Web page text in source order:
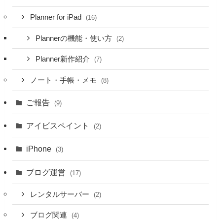
Planner for iPad (16)
Plannerの機能・使い方 (2)
Planner新作紹介 (7)
ノート・手帳・メモ (8)
ご報告 (9)
アイビスペイント (2)
iPhone (3)
ブログ運営 (17)
レンタルサーバー (2)
ブログ関連 (4)